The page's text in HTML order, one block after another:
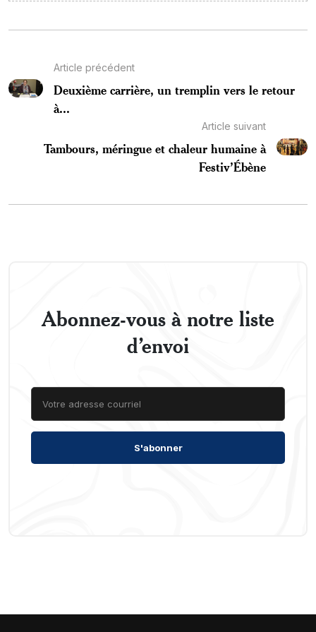
Article précédent
Deuxième carrière, un tremplin vers le retour
à...
Article suivant
Tambours, méringue et chaleur humaine à
Festiv’Ébène
Abonnez-vous à notre liste
d’envoi